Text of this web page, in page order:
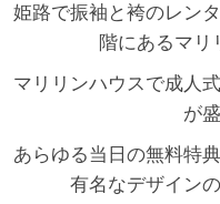
姫路で振袖と袴のレン
階にあるマリ
マリリンハウスで成人
が
あらゆる当日の無料特
有名なデザイン